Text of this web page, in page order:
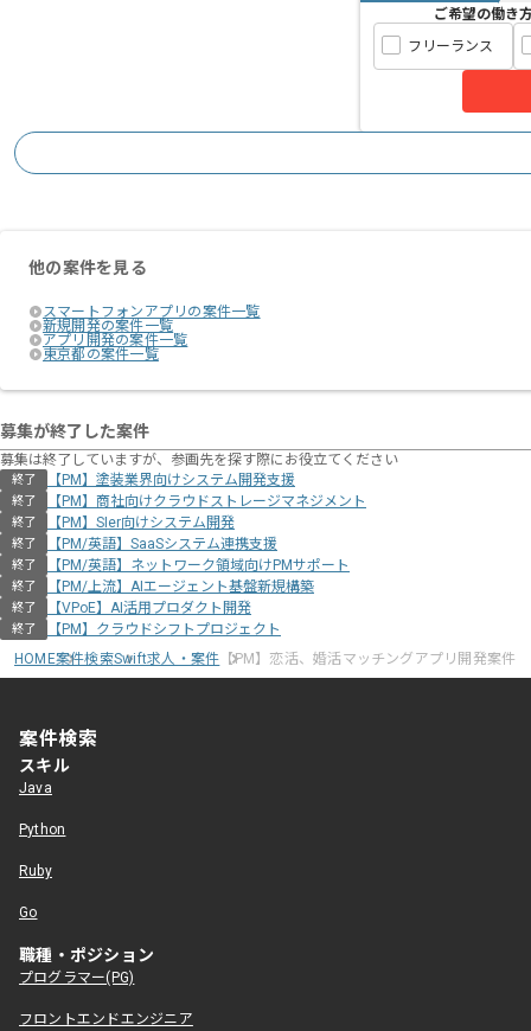
ご希望の働き
フリーランス
他の案件を見る
スマートフォンアプリの案件一覧
新規開発の案件一覧
アプリ開発の案件一覧
東京都の案件一覧
募集が終了した案件
募集は終了していますが、参画先を探す際にお役立てください
終了 【PM】塗装業界向けシステム開発支援
終了 【PM】商社向けクラウドストレージマネジメント
終了 【PM】SIer向けシステム開発
終了 【PM/英語】SaaSシステム連携支援
終了 【PM/英語】ネットワーク領域向けPMサポート
終了 【PM/上流】AIエージェント基盤新規構築
終了 【VPoE】AI活用プロダクト開発
終了
【PM】クラウドシフトプロジェクト
HOME案件検索Swift求人・案件 【PM】恋活、婚活マッチングアプリ開発案件
案件検索
スキル
Java
Python
Ruby
Go
職種・ポジション
プログラマー(PG)
フロントエンドエンジニア